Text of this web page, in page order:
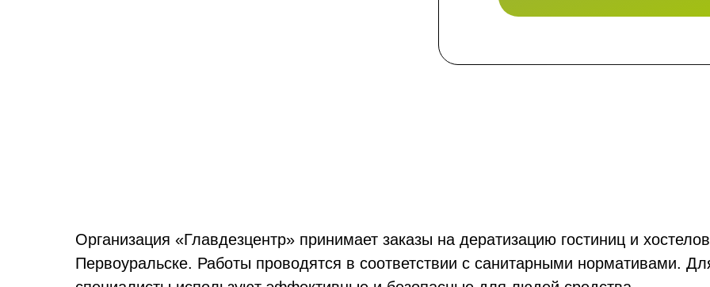
Организация «Главдезцентр» принимает заказы на дератизацию гостиниц и
Первоуральске. Работы проводятся в соответствии с санитарными нормативами.